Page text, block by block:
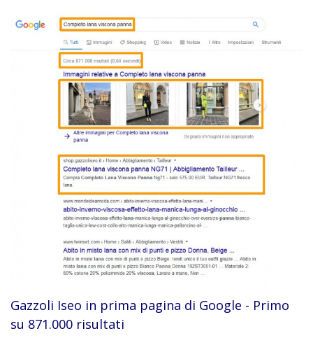
Gazzoli Iseo in prima pagina di Google - Primo
su 871.000 risultati